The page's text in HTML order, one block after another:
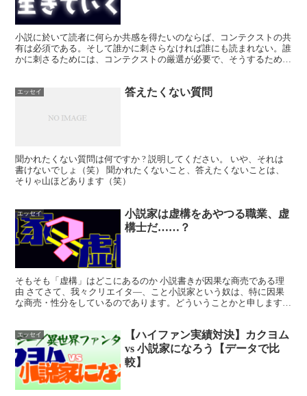
小説に於いて読者に何らか共感を得たいのならば、コンテクストの共
有は必須である。そして誰かに刺さらなければ誰にも読まれない。誰
かに刺さるためには、コンテクストの厳選が必要で、そうするために
エッセイ 答えたくない質問
聞かれたくない質問は何ですか ? 説明してください。 いや、それは
書けないでしょ（笑） 聞かれたくないこと、答えたくないことは、
そりゃ山ほどあります（笑）
エッセイ
小説家は虚構をあやつる職業、虚
構士だ……？
そもそも「虚構」はどこにあるのか 小説書きが因果な商売である理
由 さてさて、我々クリエイタ―、こと小説家という奴は、特に因果
な商売・性分をしているのであります。どういうことかと申します
エッセイ
【ハイファン実績対決】カクヨム
vs 小説家になろう【データで比
較】